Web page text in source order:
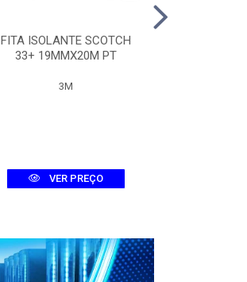
FITA ISOLANTE SCOTCH
33+ 19MMX20M PT
3M
VER PREÇO